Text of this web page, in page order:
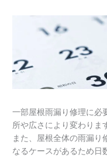
一部屋根雨漏り修理に必
所や広さにより変わりま
また、屋根全体の雨漏り
なるケースがあるため日